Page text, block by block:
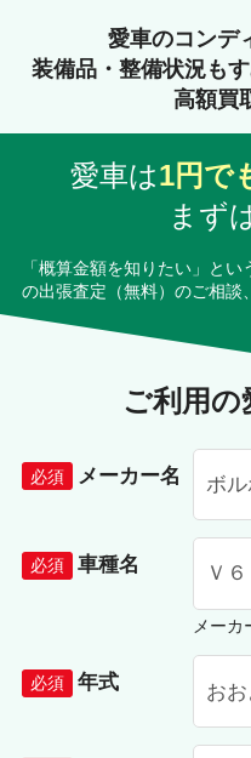
愛車のコンデ
装備品・整備状況も
高額買
愛車は1円で
まず
「概算金額を知りたい」と
の出張査定（無料）のご相談
ご利用の
メーカー名
車種名
メーカ
年式